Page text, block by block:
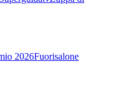
2026Fuorisalone